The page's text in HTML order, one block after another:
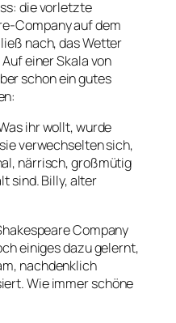
die vorletzte
Company auf dem
nach, das Wetter
einer Skala von
schon ein gutes
ihr wollt,wurde
verwechselten sich,
närrisch, großmütig
sind. Billy, alter
Company
einiges dazu gelernt,
nachdenklich
Wie immer schöne